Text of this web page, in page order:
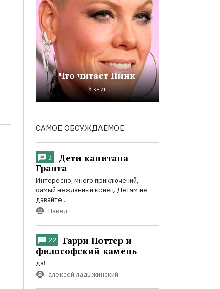
Что читает Пинк
5 книг
САМОЕ ОБСУЖДАЕМОЕ
3
Дети капитана
Гранта
Интересно, много приключений,
самый нежданный конец. Детям не
давайте...
Павел
22
Гарри Поттер и
философский камень
да!
алексей ладыжинский